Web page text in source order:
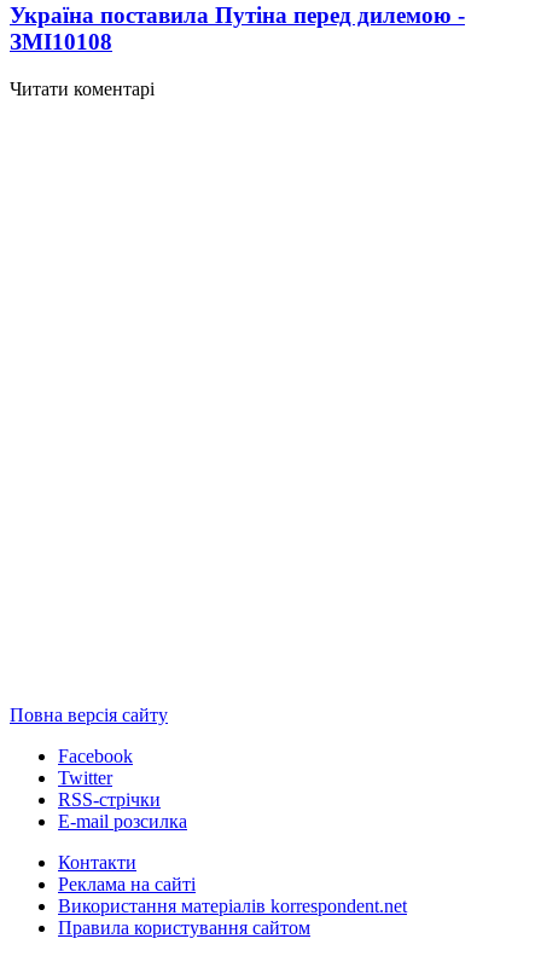
Україна поставила Путіна перед дилемою -
ЗМІ10108
Читати коментарі
Повна версія сайту
Facebook
Twitter
RSS-стрічки
E-mail розсилка
Контакти
Реклама на сайті
Використання матеріалів korrespondent.net
Правила користування сайтом